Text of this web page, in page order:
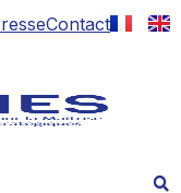
Contact